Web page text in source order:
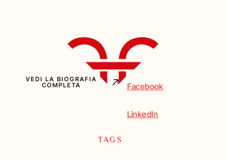
Facebook
LinkedIn
VEDI LA BIOGRAFIA
COMPLETA
TAGS